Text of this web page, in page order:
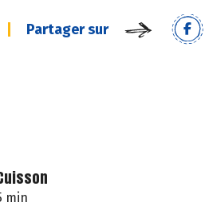
Partager sur
min